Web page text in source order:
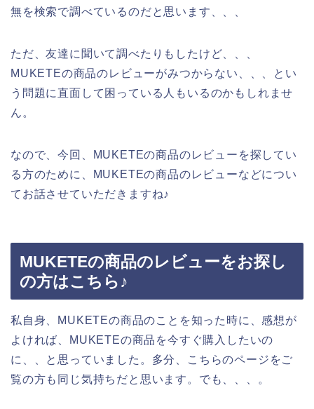
無を検索で調べているのだと思います、、、
ただ、友達に聞いて調べたりもしたけど、、、
MUKETEの商品のレビューがみつからない、、、とい
う問題に直面して困っている人もいるのかもしれませ
ん。
なので、今回、MUKETEの商品のレビューを探してい
る方のために、MUKETEの商品のレビューなどについ
てお話させていただきますね♪
MUKETEの商品のレビューをお探し
の方はこちら♪
私自身、MUKETEの商品のことを知った時に、感想が
よければ、MUKETEの商品を今すぐ購入したいの
に、、と思っていました。多分、こちらのページをご
覧の方も同じ気持ちだと思います。でも、、、。